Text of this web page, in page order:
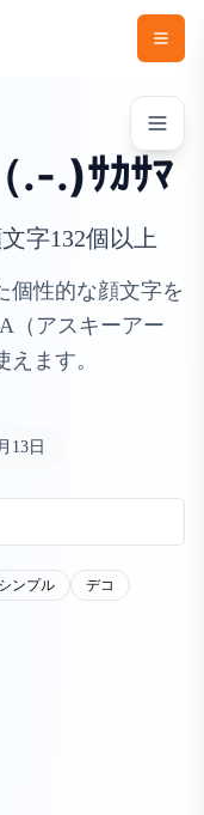
.-.)ｻｶｻﾏ
字132個以上
個性的な顔文字を
（アスキーアー
ます。
13日
シンプル
デコ